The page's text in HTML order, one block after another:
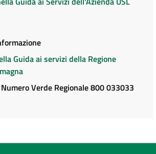
Guida ai servizi della Regione
Verde Regionale 800 033033